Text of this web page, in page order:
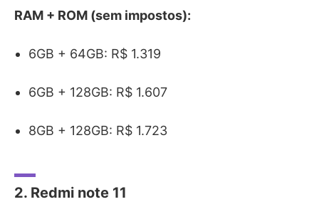
RAM + ROM (sem impostos):
6GB + 64GB: R$ 1.319
6GB + 128GB: R$ 1.607
8GB + 128GB: R$ 1.723
2. Redmi note 11